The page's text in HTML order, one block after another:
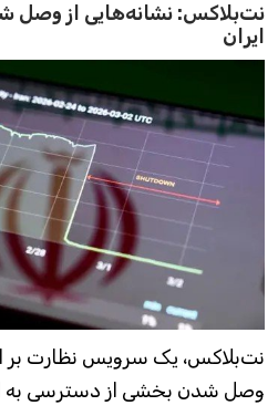
نت‌بلاکس: نشانه‌هایی از وصل
ایران
نت‌بلاکس، یک سرویس نظارت بر
وصل شدن بخشی از دسترسی به